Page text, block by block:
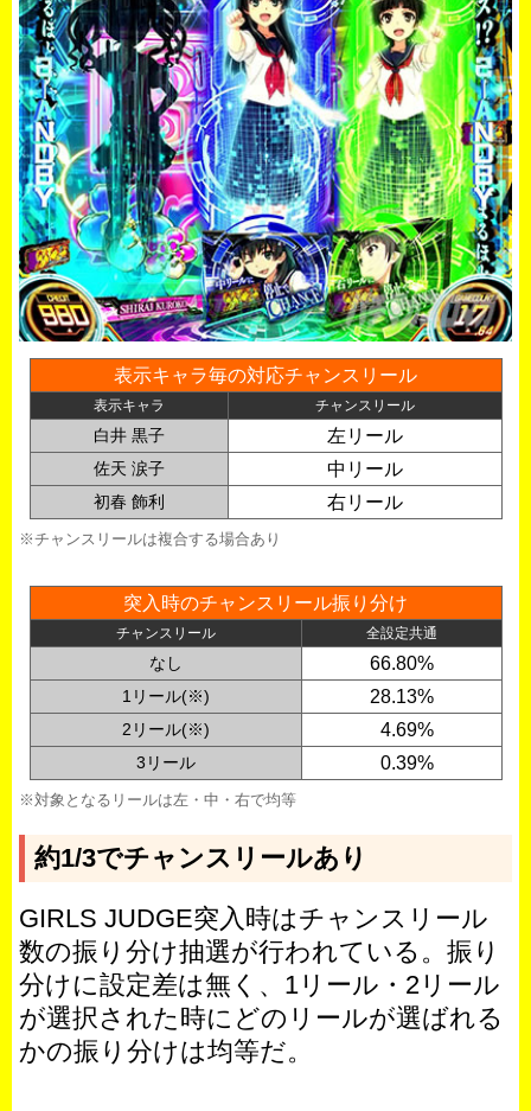
表示キャラ毎の対応チャンスリール
表示キャラ チャンスリール
白井 黒子 左リール
佐天 涙子 中リール
初春 飾利 右リール
※チャンスリールは複合する場合あり
突入時のチャンスリール振り分け
チャンスリール 全設定共通
なし 66.80%
1リール(※) 28.13%
2リール(※) 4.69%
3リール 0.39%
※対象となるリールは左・中・右で均等
約1/3でチャンスリールあり
GIRLS JUDGE突入時はチャンスリール
数の振り分け抽選が行われている。振り
分けに設定差は無く、1リール・2リール
が選択された時にどのリールが選ばれる
かの振り分けは均等だ。